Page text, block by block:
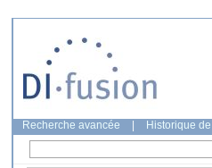
Recherche avancée Historique